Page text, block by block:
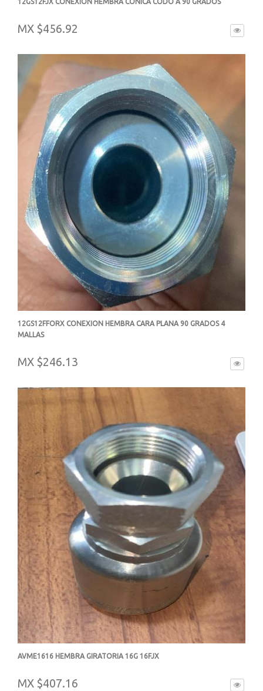
MX $456.92
12GS12FFORX CONEXION HEMBRA CARA PLANA 90 GRADOS 4
MALLAS
MX $246.13
AVME1616 HEMBRA GIRATORIA 16G 16FJX
MX $407.16